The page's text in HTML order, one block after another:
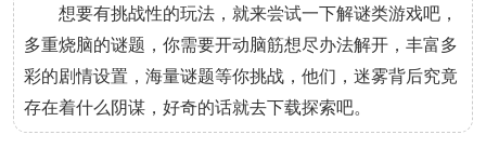
想要有挑战性的玩法，就来尝试一下解谜类游戏吧，
多重烧脑的谜题，你需要开动脑筋想尽办法解开，丰富多
彩的剧情设置，海量谜题等你挑战，他们，迷雾背后究竟
存在着什么阴谋，好奇的话就去下载探索吧。